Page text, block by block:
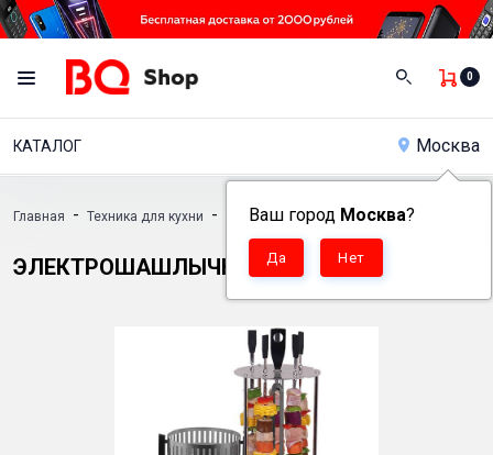
0
КАТАЛОГ Москва
Ваш город Москва?
Главная - Техника для кухни - Электрошашлычницы -
ЭЛЕКТРОШАШЛЫЧНИЦА BQ BBQ1001